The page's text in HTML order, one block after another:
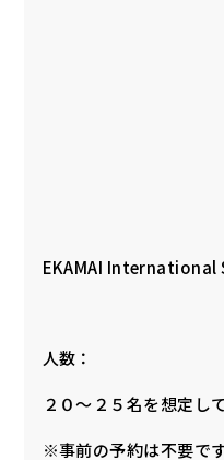
EKAMAI International
人数：
２０〜２５名を想定し
※事前の予約は不要で